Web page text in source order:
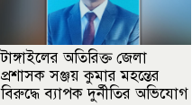
টাঙ্গাইলের অতিরিক্ত জেলা
প্রশাসক সঞ্জয় কুমার মহন্তের
বিরুদ্ধে ব্যাপক দুর্নীতির অভিযোগ